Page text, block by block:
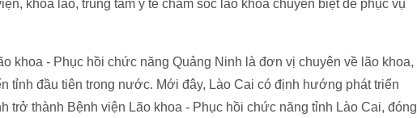
khoa lão, trung tâm y tế chăm sóc lão khoa chuyên biệt để phục vụ
khoa - Phục hồi chức năng Quảng Ninh là đơn vị chuyên về lão khoa,
tỉnh đầu tiên trong nước. Mới đây, Lào Cai có định hướng phát triển
trở thành Bệnh viện Lão khoa - Phục hồi chức năng tỉnh Lào Cai, đóng